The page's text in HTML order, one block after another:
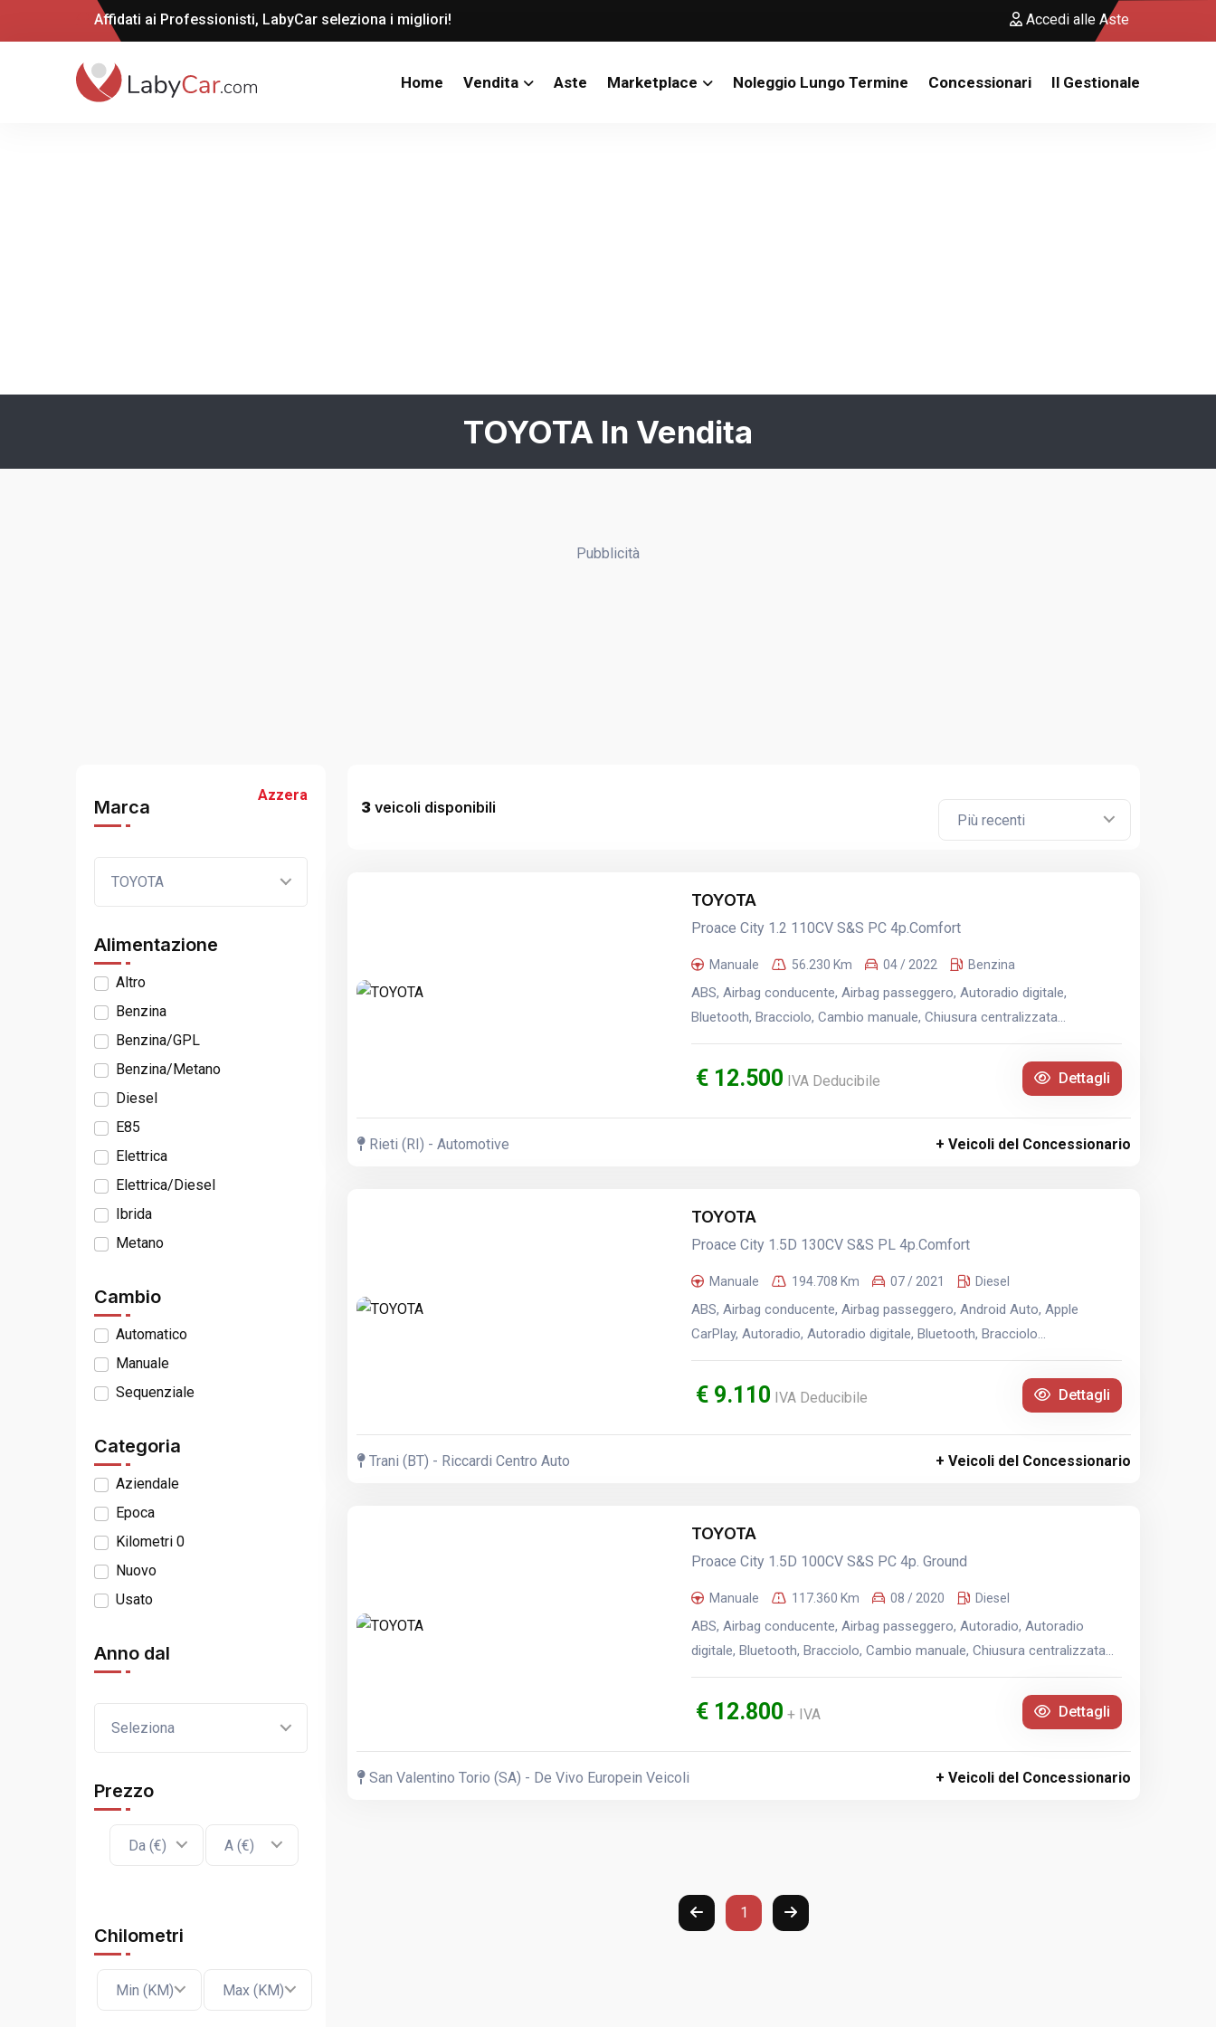
Affidati ai Professionisti, LabyCar seleziona i migliori! Accedi alle Aste
Home Vendita Aste Marketplace Noleggio Lungo Termine Concessionari Il Gestionale
TOYOTA In Vendita
Pubblicità
Azzera
Marca
TOYOTA
Alimentazione
Altro
Benzina
Benzina/GPL
Benzina/Metano
Diesel
E85
Elettrica
Elettrica/Diesel
Ibrida
Metano
Cambio
Automatico
Manuale
Sequenziale
Categoria
Aziendale
Epoca
Kilometri 0
Nuovo
Usato
Anno dal
Seleziona
Prezzo
Da (€) A (€)
Chilometri
Min (KM) Max (KM)
3 veicoli disponibili
Più recenti
TOYOTA
Proace City 1.2 110CV S&S PC 4p.Comfort
Manuale 56.230 Km 04 / 2022 Benzina
ABS, Airbag conducente, Airbag passeggero, Autoradio digitale,
Bluetooth, Bracciolo, Cambio manuale, Chiusura centralizzata...
€ 12.500 IVA Deducibile Dettagli
Rieti (RI) - Automotive + Veicoli del Concessionario
TOYOTA
Proace City 1.5D 130CV S&S PL 4p.Comfort
Manuale 194.708 Km 07 / 2021 Diesel
ABS, Airbag conducente, Airbag passeggero, Android Auto, Apple
CarPlay, Autoradio, Autoradio digitale, Bluetooth, Bracciolo...
€ 9.110 IVA Deducibile Dettagli
Trani (BT) - Riccardi Centro Auto + Veicoli del Concessionario
TOYOTA
Proace City 1.5D 100CV S&S PC 4p. Ground
Manuale 117.360 Km 08 / 2020 Diesel
ABS, Airbag conducente, Airbag passeggero, Autoradio, Autoradio
digitale, Bluetooth, Bracciolo, Cambio manuale, Chiusura centralizzata...
€ 12.800 + IVA Dettagli
San Valentino Torio (SA) - De Vivo Europein Veicoli + Veicoli del Concessionario
1